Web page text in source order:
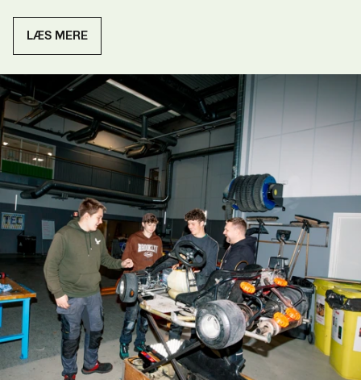
LÆS MERE